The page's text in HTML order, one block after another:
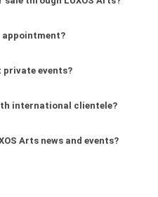
appointment?
private events?
international clientele?
Arts news and events?